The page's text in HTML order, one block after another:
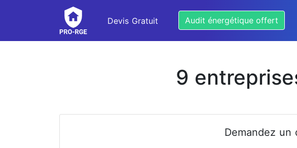
Devis Gratuit Audit énergétique offert
9
Demandez un